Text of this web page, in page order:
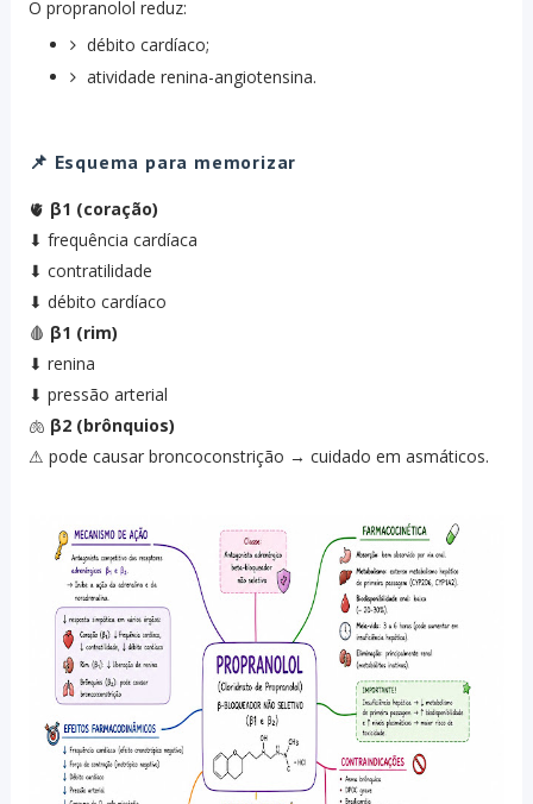
O propranolol reduz:
débito cardíaco;
atividade renina-angiotensina.
📌 Esquema para memorizar
🫀 β1 (coração)
⬇ frequência cardíaca
⬇ contratilidade
⬇ débito cardíaco
🩸 β1 (rim)
⬇ renina
⬇ pressão arterial
🫁 β2 (brônquios)
⚠ pode causar broncoconstrição → cuidado em asmáticos.